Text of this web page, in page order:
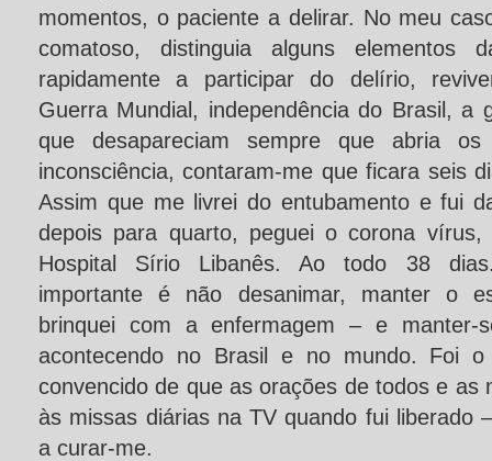
momentos, o paciente a delirar. No meu
comatoso, distinguia alguns elementos
rapidamente a participar do delírio,
Guerra Mundial, independência do Brasil, a
que desapareciam sempre que abria
inconsciência, contaram-me que ficara seis
Assim que me livrei do entubamento e fui
depois para quarto, peguei o corona
Hospital Sírio Libanês. Ao todo 38
importante é não desanimar, manter o
brinquei com a enfermagem – e
acontecendo no Brasil e no mundo. Foi
convencido de que as orações de todos e as
às missas diárias na TV quando fui liberado
a curar-me.